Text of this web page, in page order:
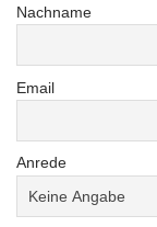
Nachname
Email
Anrede